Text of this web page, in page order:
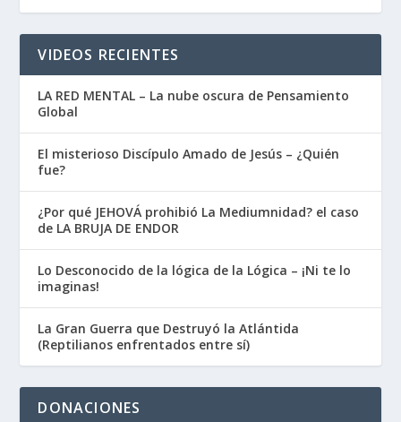
VIDEOS RECIENTES
LA RED MENTAL – La nube oscura de Pensamiento
Global
El misterioso Discípulo Amado de Jesús – ¿Quién
fue?
¿Por qué JEHOVÁ prohibió La Mediumnidad? el caso
de LA BRUJA DE ENDOR
Lo Desconocido de la lógica de la Lógica – ¡Ni te lo
imaginas!
La Gran Guerra que Destruyó la Atlántida
(Reptilianos enfrentados entre sí)
DONACIONES